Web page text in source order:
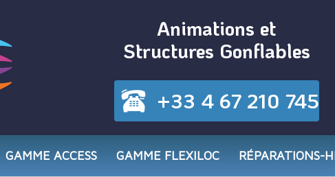
Animations et
Structures Gonflables
+33 4 67 210 745
GAMME ACCESS GAMME FLEXILOC RÉPARATIONS-